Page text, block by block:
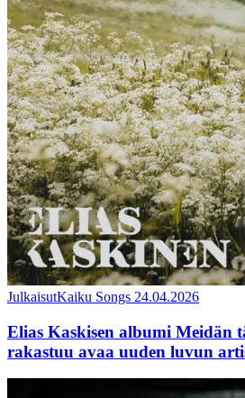
JulkaisutKaiku Songs 24.04.2026
Elias Kaskisen albumi Meidän
rakastuu avaa uuden luvun